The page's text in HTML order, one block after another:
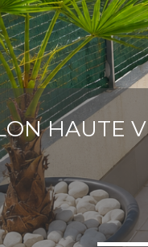
HAUTE